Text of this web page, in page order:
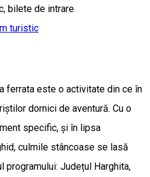
bilete de intrare
turistic
ferrata este o activitate din ce în
dornici de aventură. Cu o
specific, și în lipsa
culmile stâncoase se lasă
programului: Județul Harghita,